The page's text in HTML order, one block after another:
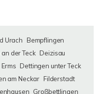
Urach
Bempflingen
der Teck Deizisau
Dettingen unter Teck
am Neckar Filderstadt
Großbettlingen